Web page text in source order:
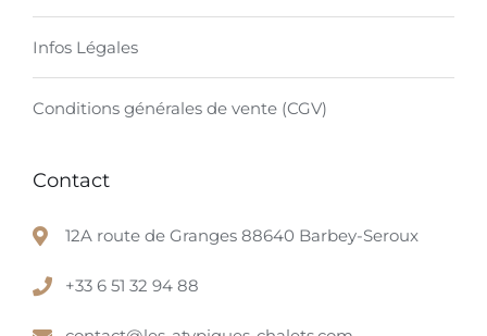
Infos Légales
Conditions générales de vente (CGV)
Contact
12A route de Granges 88640 Barbey-Seroux
+33 6 51 32 94 88